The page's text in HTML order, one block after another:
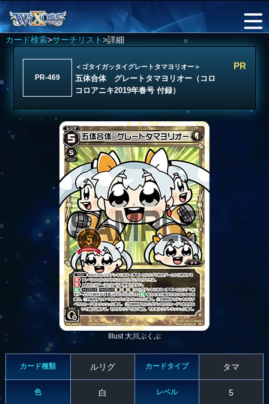
カード検索>サーチリスト>詳細
PR-469
＜ゴタイガッタイグレートタマヨリオー＞
五体合体 グレートタマヨリオー（コロ
コロアニキ2019年春号 付録）
PR
Illust 大川ぶくぶ
カード種類 ルリグ カードタイプ タマ
色 白 レベル 5